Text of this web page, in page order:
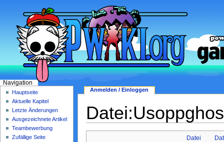
Datei
Anmelden / Einloggen
Navigation
Hauptseite
Aktuelle Kapitel
Letzte Änderungen
Ausgezeichnete Artikel
Teambewerbung
Zufällige Seite